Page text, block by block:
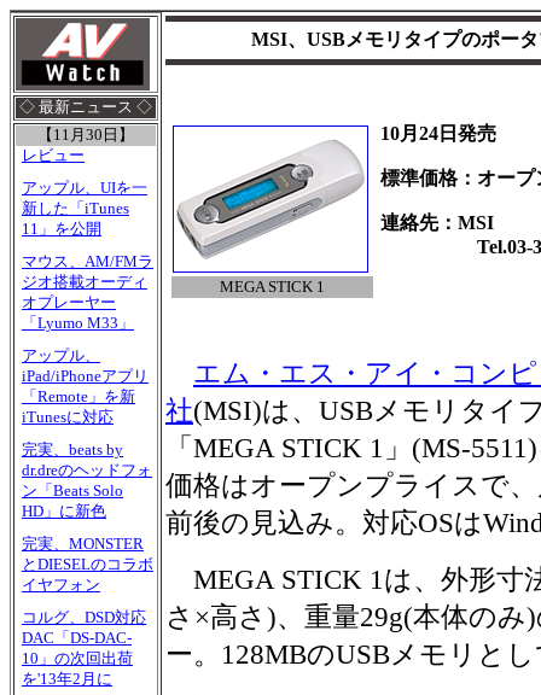
◇ 最新ニュース ◇
【11月30日】
レビュー
アップル、UIを一
新した「iTunes
11」を公開
マウス、AM/FMラ
ジオ搭載オーディ
オプレーヤー
「Lyumo M33」
アップル、
iPad/iPhoneアプリ
「Remote」を新
iTunesに対応
完実、beats by
dr.dreのヘッドフォ
ン「Beats Solo
HD」に新色
完実、MONSTER
とDIESELのコラボ
イヤフォン
コルグ、DSD対応
DAC「DS-DAC-
10」の次回出荷
を'13年2月に
MSI、USBメモリタイプのポー
MEGA STICK 1
10月24日発売
標準価格：オープ
連絡先：MSI
Tel.03-
エム・エス・アイ・コン
社(MSI)は、USBメモリタイ
「MEGA STICK 1」(MS-
価格はオープンプライスで
前後の見込み。対応OSは
MEGA STICK 1は、外形寸
さ×高さ)、重量29g(本体の
ー。128MBのUSBメモリと